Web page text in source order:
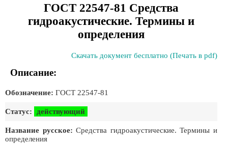
ГОСТ 22547-81 Средства
гидроакустические. Термины и
определения
Скачать документ бесплатно (Печать в pdf)
Описание:
Обозначение: ГОСТ 22547-81
Статус: действующий
Название русское: Средства гидроакустические. Термины и
определения